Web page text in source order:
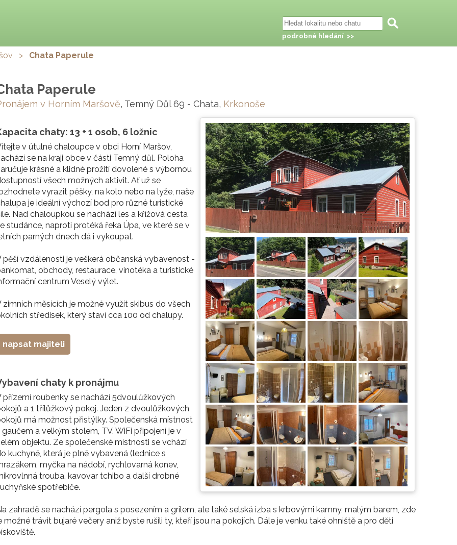
> Chata Paperule
Paperule
v Horním Maršově, Temný Důl 69 - Chata, Krkonoše
chaty: 13 + 1 osob, 6 ložnic
v útulné chaloupce v obci Horní Maršov,
se na kraji obce v části Temný důl. Poloha
krásné a klidné prožití dovolené s výbornou
všech možných aktivit. Ať už se
vyrazit pěšky, na kolo nebo na lyže, naše
je ideální výchozí bod pro různé turistické
Nad chaloupkou se nachází les a křížová cesta
studánce, naproti protéká řeka Úpa, ve které se v
parných dnech dá i vykoupat.
pěší vzdálenosti je veškerá občanská vybavenost -
obchody, restaurace, vinotéka a turistické
centrum Veselý výlet.
zimních měsících je možné využít skibus do všech
středisek, který staví cca 100 od chalupy.
napsat majiteli
chaty k pronájmu
přízemí roubenky se nachází 5dvoulůžkových
a 1 třílůžkový pokoj. Jeden z dvoulůžkových
má možnost přistýlky. Společenská místnost
gaučem a velkým stolem, TV. WiFi připojení je v
objektu. Ze společenské místnosti se vchází
kuchyně, která je plně vybavená (lednice s
myčka na nádobí, rychlovarná konev,
trouba, kavovar tchibo a další drobné
spotřebiče.
zahradě se nachází pergola s posezením a grilem, ale také selská izba s krbovými kamny, malým barem, zde
možné trávit bujaré večery aniž byste rušili ty, kteří jsou na pokojích. Dále je venku také ohniště a pro děti
podrobné hledání >>